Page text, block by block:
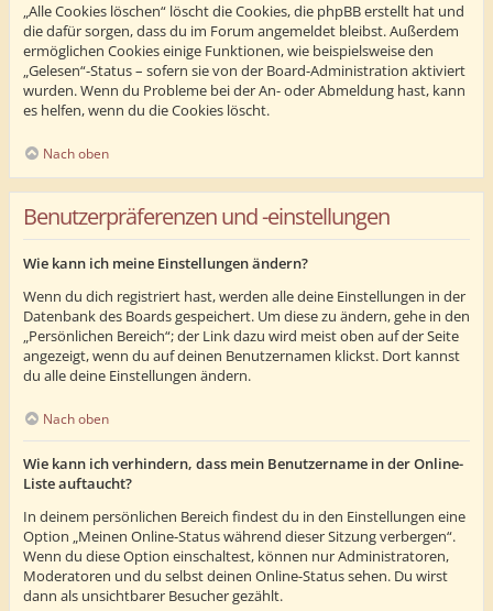
„Alle Cookies löschen“ löscht die Cookies, die phpBB erstellt hat und
die dafür sorgen, dass du im Forum angemeldet bleibst. Außerdem
ermöglichen Cookies einige Funktionen, wie beispielsweise den
„Gelesen“-Status – sofern sie von der Board-Administration aktiviert
wurden. Wenn du Probleme bei der An- oder Abmeldung hast, kann
es helfen, wenn du die Cookies löscht.
Nach oben
Benutzerpräferenzen und -einstellungen
Wie kann ich meine Einstellungen ändern?
Wenn du dich registriert hast, werden alle deine Einstellungen in der
Datenbank des Boards gespeichert. Um diese zu ändern, gehe in den
„Persönlichen Bereich“; der Link dazu wird meist oben auf der Seite
angezeigt, wenn du auf deinen Benutzernamen klickst. Dort kannst
du alle deine Einstellungen ändern.
Nach oben
Wie kann ich verhindern, dass mein Benutzername in der Online-
Liste auftaucht?
In deinem persönlichen Bereich findest du in den Einstellungen eine
Option „Meinen Online-Status während dieser Sitzung verbergen“.
Wenn du diese Option einschaltest, können nur Administratoren,
Moderatoren und du selbst deinen Online-Status sehen. Du wirst
dann als unsichtbarer Besucher gezählt.